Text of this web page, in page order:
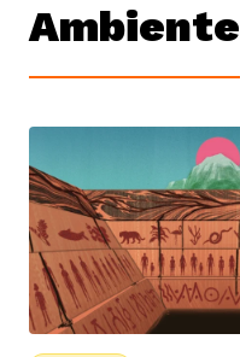
Ambiente